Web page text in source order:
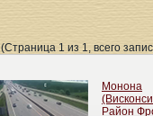
(Страница 1 из 1, всего